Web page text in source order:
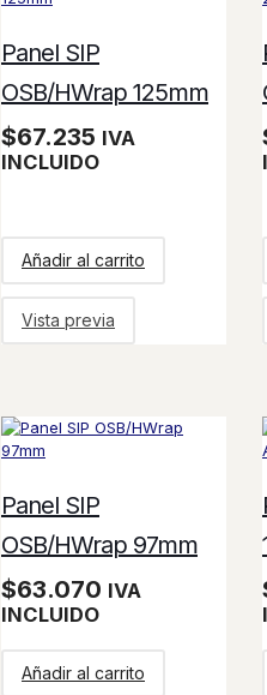
Panel SIP
OSB/HWrap 125mm
$67.235 IVA
INCLUIDO
Añadir al carrito
Vista previa
Panel SIP
OSB/HWrap 97mm
$63.070 IVA
INCLUIDO
Añadir al carrito